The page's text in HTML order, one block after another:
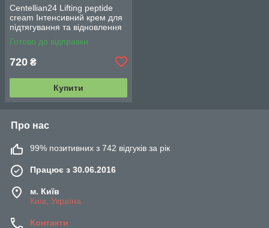
Centellian24 Lifting peptide
cream Інтенсивний крем для
підтягування та відновлення
шкіри 65 мл.
Готово до відправки
720 ₴
Купити
Про нас
99% позитивних з 742 відгуків за рік
Працює з 30.06.2016
м. Київ
Київ, Україна
Контакти